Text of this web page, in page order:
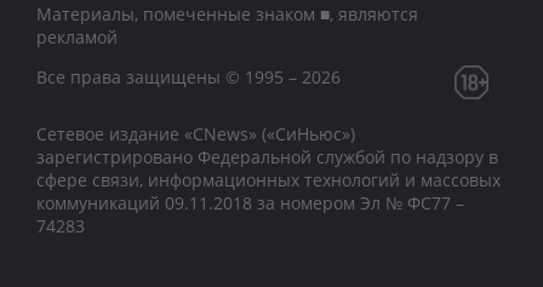
Материалы, помеченные знаком ■, являются
рекламой
Все права защищены © 1995 – 2026
Сетевое издание «CNews» («СиНьюс»)
зарегистрировано Федеральной службой по надзору в
сфере связи, информационных технологий и массовых
коммуникаций 09.11.2018 за номером Эл № ФС77 –
74283